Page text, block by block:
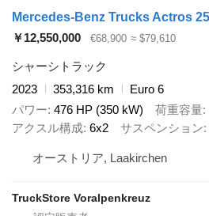
￥12,550,000 €68,900 ≈ $79,610
シャーシトラック
2023
353,316 km
Euro 6
パワー 476 HP (350 kW) 荷重容量
アクスル構成 6x2 サスペンション
オーストリア, Laakirchen
TruckStore Voralpenkreuz